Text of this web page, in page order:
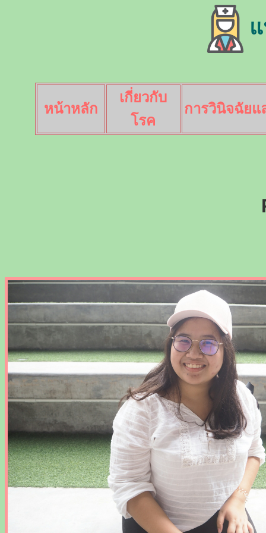
หน้าหลัก
เกี่ยวกับ
โรค
การวินิจฉัยแ